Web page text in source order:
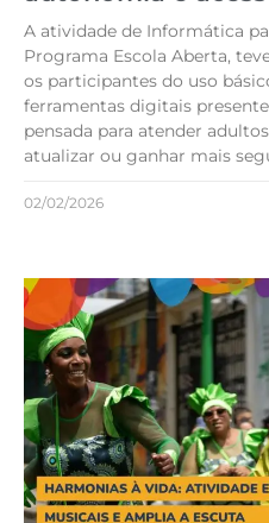
A atividade de Informática
Programa Escola Aberta,
os participantes do uso
ferramentas digitais
pensada para atender
atualizar ou ganhar mais
02/02/2026